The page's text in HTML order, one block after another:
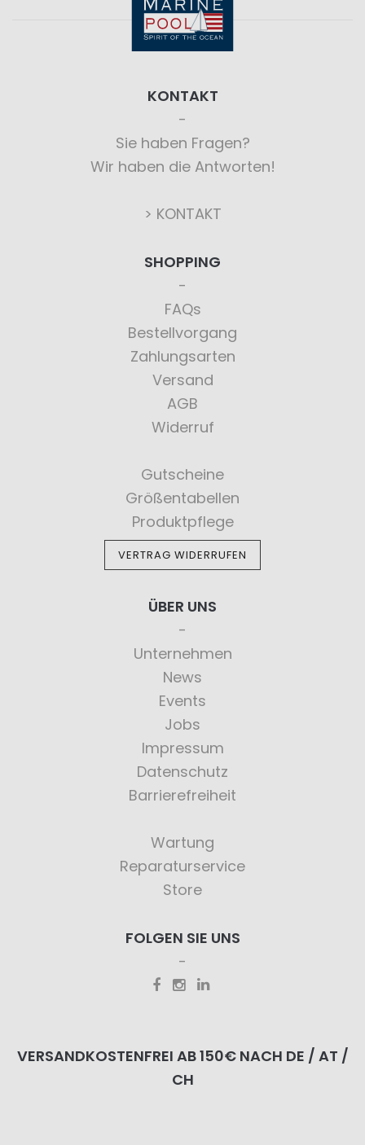
KONTAKT
Sie haben Fragen?
Wir haben die Antworten!
> KONTAKT
SHOPPING
FAQs
Bestellvorgang
Zahlungsarten
Versand
AGB
Widerruf
Gutscheine
Größentabellen
Produktpflege
VERTRAG WIDERRUFEN
ÜBER UNS
Unternehmen
News
Events
Jobs
Impressum
Datenschutz
Barrierefreiheit
Wartung
Reparaturservice
Store
FOLGEN SIE UNS
VERSANDKOSTENFREI AB 150€ NACH DE / AT /
CH